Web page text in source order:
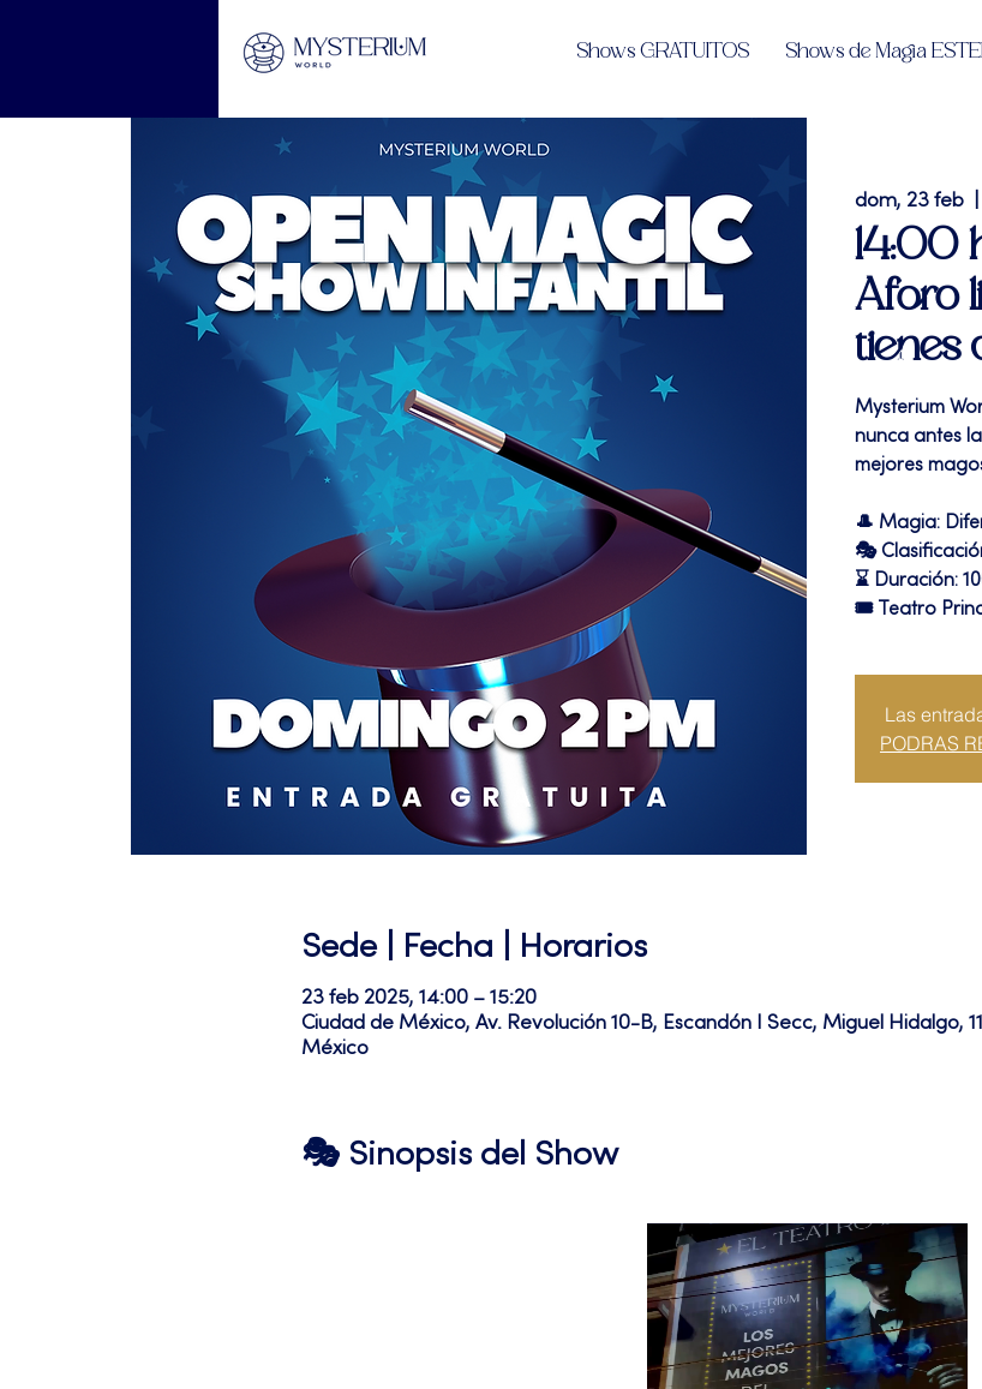
Shows GRATUITOS Shows de Magia
dom, 23 feb
14:00
Aforo
tienes
Mysterium
nunca antes
mejores
🎩 Magia:
🎭
⌛ Duración:
🎟 Teatro
Las
PODRAS
Sede | Fecha | Horarios
23 feb 2025, 14:00 – 15:20
Ciudad de México, Av. Revolución 10-B, Escandón I Secc, Miguel Hidalgo,
México
🎭 Sinopsis del Show